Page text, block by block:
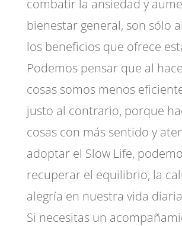
combatir la ansiedad y
bienestar general, son sólo
los beneficios que ofrece
Podemos pensar que al
cosas somos menos
justo al contrario, porque
cosas con más sentido y
adoptar el Slow Life,
recuperar el equilibrio, la
alegría en nuestra vida
Si necesitas un